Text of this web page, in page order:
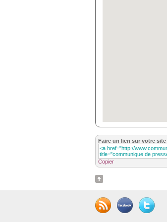
Faire un lien sur votre site
Copier